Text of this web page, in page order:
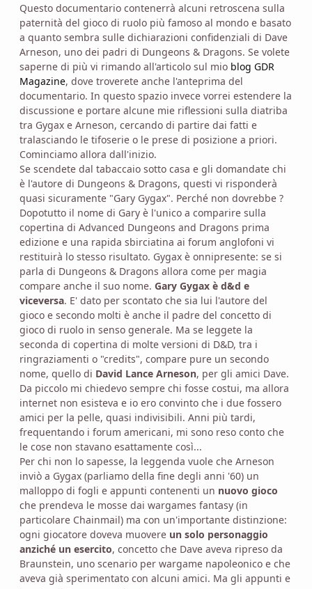
Questo documentario contenerrà alcuni retroscena sulla
paternità del gioco di ruolo più famoso al mondo e basato
a quanto sembra sulle dichiarazioni confidenziali di Dave
Arneson, uno dei padri di Dungeons & Dragons. Se volete
saperne di più vi rimando all'articolo sul mio blog GDR
Magazine, dove troverete anche l'anteprima del
documentario. In questo spazio invece vorrei estendere la
discussione e portare alcune mie riflessioni sulla diatriba
tra Gygax e Arneson, cercando di partire dai fatti e
tralasciando le tifoserie o le prese di posizione a priori.
Cominciamo allora dall'inizio.
Se scendete dal tabaccaio sotto casa e gli domandate chi
è l'autore di Dungeons & Dragons, questi vi risponderà
quasi sicuramente "Gary Gygax". Perché non dovrebbe ?
Dopotutto il nome di Gary è l'unico a comparire sulla
copertina di Advanced Dungeons and Dragons prima
edizione e una rapida sbirciatina ai forum anglofoni vi
restituirà lo stesso risultato. Gygax è onnipresente: se si
parla di Dungeons & Dragons allora come per magia
compare anche il suo nome. Gary Gygax è d&d e
viceversa. E' dato per scontato che sia lui l'autore del
gioco e secondo molti è anche il padre del concetto di
gioco di ruolo in senso generale. Ma se leggete la
seconda di copertina di molte versioni di D&D, tra i
ringraziamenti o "credits", compare pure un secondo
nome, quello di David Lance Arneson, per gli amici Dave.
Da piccolo mi chiedevo sempre chi fosse costui, ma allora
internet non esisteva e io ero convinto che i due fossero
amici per la pelle, quasi indivisibili. Anni più tardi,
frequentando i forum americani, mi sono reso conto che
le cose non stavano esattamente così...
Per chi non lo sapesse, la leggenda vuole che Arneson
inviò a Gygax (parliamo della fine degli anni '60) un
malloppo di fogli e appunti contenenti un nuovo gioco
che prendeva le mosse dai wargames fantasy (in
particolare Chainmail) ma con un'importante distinzione:
ogni giocatore doveva muovere un solo personaggio
anziché un esercito, concetto che Dave aveva ripreso da
Braunstein, uno scenario per wargame napoleonico e che
aveva già sperimentato con alcuni amici. Ma gli appunti e